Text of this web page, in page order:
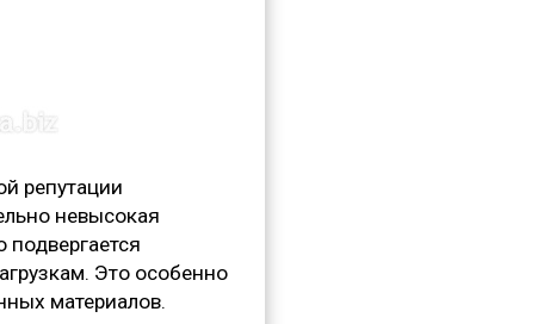
репутации
невысокая
Это особенно
материалов.